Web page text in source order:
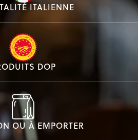
ITALIENNE
DOP
OU À EMPORTER